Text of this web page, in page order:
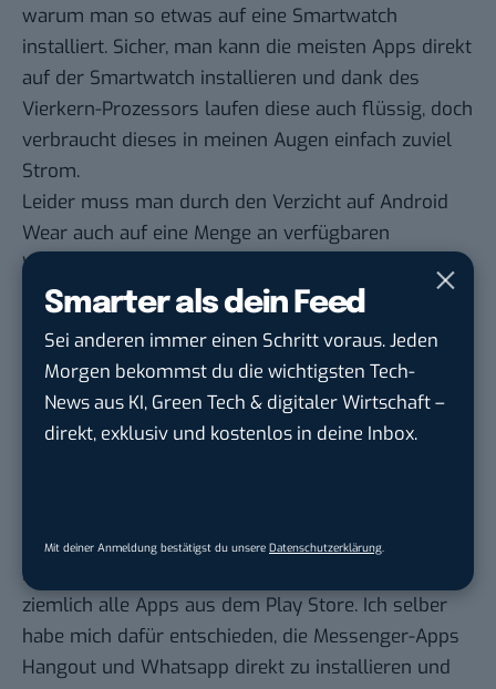
Smarter als dein Feed
Sei anderen immer einen Schritt voraus. Jeden
Morgen bekommst du die wichtigsten Tech-
News aus KI, Green Tech & digitaler Wirtschaft –
direkt, exklusiv und kostenlos in deine Inbox.
Mit deiner Anmeldung bestätigst du unsere Datenschutzerklärung.
warum man so etwas auf eine Smartwatch
installiert. Sicher, man kann die meisten Apps direkt
auf der Smartwatch installieren und dank des
Vierkern-Prozessors laufen diese auch flüssig, doch
verbraucht dieses in meinen Augen einfach zuviel
Strom.
Leider muss man durch den Verzicht auf Android
Wear auch auf eine Menge an verfügbaren
Watchfaces verzichten, welche im Play Store zur
Verfügung stehen. Zusätzlich macht es die
Bluetooth-Verbindung zu einem Smartphone
komplizierter und man muss sich eine andere App
mit relativ viel Bloatware installieren. Im Falle der
D6 ist diese wenigstens im Play Store verfügbar
und muss nicht von einer chinesischen
üblichen Verdächtigen wie Schrittzähler,
Pulsmesser und Wetter. Ansonsten laufen so
ziemlich alle Apps aus dem Play Store. Ich selber
habe mich dafür entschieden, die Messenger-Apps
Hangout und Whatsapp direkt zu installieren und